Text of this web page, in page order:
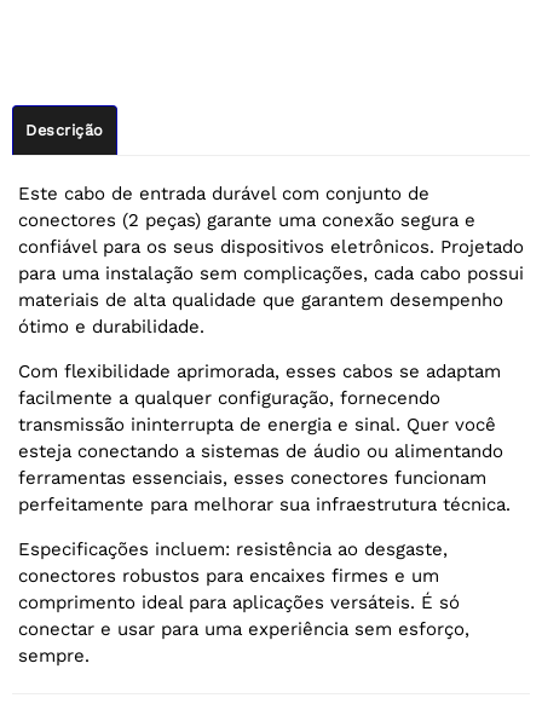
Descrição
Este cabo de entrada durável com conjunto de
conectores (2 peças) garante uma conexão segura e
confiável para os seus dispositivos eletrônicos. Projetado
para uma instalação sem complicações, cada cabo possui
materiais de alta qualidade que garantem desempenho
ótimo e durabilidade.
Com flexibilidade aprimorada, esses cabos se adaptam
facilmente a qualquer configuração, fornecendo
transmissão ininterrupta de energia e sinal. Quer você
esteja conectando a sistemas de áudio ou alimentando
ferramentas essenciais, esses conectores funcionam
perfeitamente para melhorar sua infraestrutura técnica.
Especificações incluem: resistência ao desgaste,
conectores robustos para encaixes firmes e um
comprimento ideal para aplicações versáteis. É só
conectar e usar para uma experiência sem esforço,
sempre.